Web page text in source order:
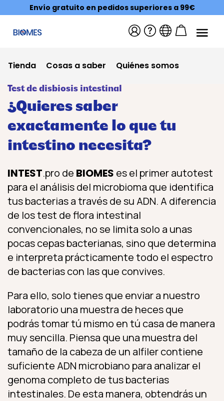
Envío gratuito en pedidos superiores a 99€
Tienda Cosas a saber Quiénes somos
Test de disbiosis intestinal
¿Quieres saber
exactamente lo que tu
intestino necesita?
INTEST.pro de BIOMES es el primer autotest
para el análisis del microbioma que identifica
tus bacterias a través de su ADN. A diferencia
de los test de flora intestinal
convencionales, no se limita solo a unas
pocas cepas bacterianas, sino que determina
e interpreta prácticamente todo el espectro
de bacterias con las que convives.
Para ello, solo tienes que enviar a nuestro
laboratorio una muestra de heces que
podrás tomar tú mismo en tú casa de manera
muy sencilla. Piensa que una muestra del
tamaño de la cabeza de un alfiler contiene
suficiente ADN microbiano para analizar el
genoma completo de tus bacterias
intestinales. De esta manera, obtendrás un